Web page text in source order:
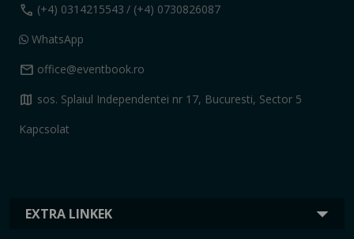
EXTRA LINKEK
call (+4) 0314215543 / (+4) 0730826087
WhatsApp
mail office@eventbook.ro
map sos. Splaiul Independentei nr 17, Bucuresti, Sector 5
Kapcsolat